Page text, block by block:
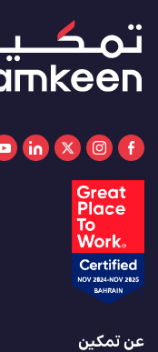
عن تمكين